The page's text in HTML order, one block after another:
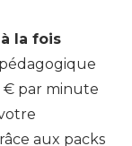
la fois
€ par minute
aux packs